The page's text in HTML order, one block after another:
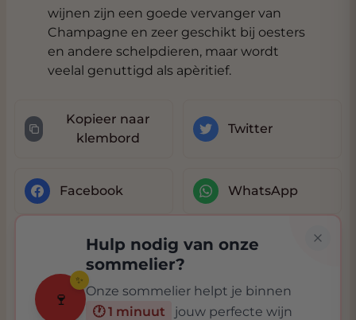
wijnen zijn een goede vervanger van
Champagne en zeer geschikt bij oesters
en andere schelpdieren, maar wordt
veelal genuttigd als apèritief.
Kopieer naar
klembord
Twitter
Facebook WhatsApp
🍷
✨
Hulp nodig van onze
sommelier?
Onze sommelier helpt je binnen
🕐 1 minuut
jouw perfecte wijn